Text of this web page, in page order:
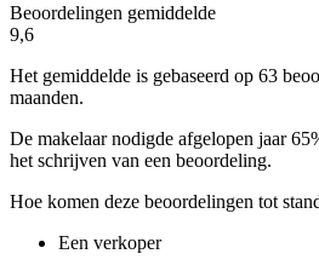
Beoordelingen gemiddelde
9,6
Het gemiddelde is gebaseerd op 63
maanden.
De makelaar nodigde afgelopen jaar
het schrijven van een beoordeling.
Hoe komen deze beoordelingen tot
Een verkoper